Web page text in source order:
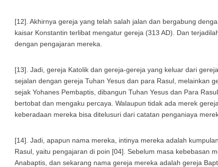
[12]. Akhirnya gereja yang telah salah jalan dan bergabung
kaisar Konstantin terlibat mengatur gereja (313 AD). Dan
dengan pengajaran mereka.
[13]. Jadi, gereja Katolik dan gereja-gereja yang keluar dari
sejalan dengan gereja Tuhan Yesus dan para Rasul, melainkan
sejak Yohanes Pembaptis, dibangun Tuhan Yesus dan Para
bertobat dan mengaku percaya. Walaupun tidak ada merek
keberadaan mereka bisa ditelusuri dari catatan penganiaya
[14]. Jadi, apapun nama mereka, intinya mereka adalah
Rasul, yaitu pengajaran di poin [04]. Sebelum masa kebebasan
Anabaptis, dan sekarang nama gereja mereka adalah gereja